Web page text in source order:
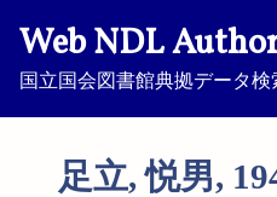
Web NDL
国立国会図書館典拠データ
足立, 悦男,